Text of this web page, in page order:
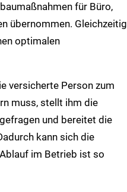
für Büro,
übernommen. Gleichzeitig
optimalen
versicherte Person zum
muss, stellt ihm die
und bereitet die
kann sich die
im Betrieb ist so